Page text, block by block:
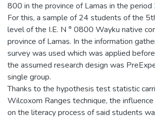
800 in the province of Lamas in the
For this, a sample of 24 students of the
level of the I.E. N ° 0800 Wayku native
province of Lamas. In the information
survey was used which was applied
the assumed research design was
single group.
Thanks to the hypothesis test statistic
Wilcoxom Ranges technique, the
on the literacy process of said students